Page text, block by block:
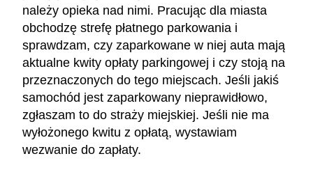
należy opieka nad nimi. Pracując dla miasta
obchodzę strefę płatnego parkowania i
sprawdzam, czy zaparkowane w niej auta mają
aktualne kwity opłaty parkingowej i czy stoją na
przeznaczonych do tego miejscach. Jeśli jakiś
samochód jest zaparkowany nieprawidłowo,
zgłaszam to do straży miejskiej. Jeśli nie ma
wyłożonego kwitu z opłatą, wystawiam
wezwanie do zapłaty.